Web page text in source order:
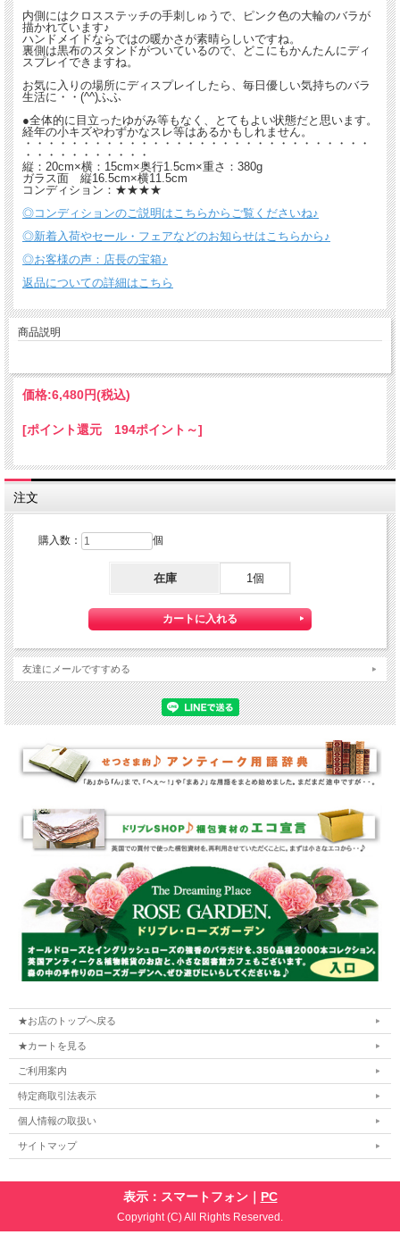
内側にはクロスステッチの手刺しゅうで、ピンク色の大輪のバラが
描かれています♪
ハンドメイドならではの暖かさが素晴らしいですね。
裏側は黒布のスタンドがついているので、どこにもかんたんにディ
スプレイできますね。
お気に入りの場所にディスプレイしたら、毎日優しい気持ちのバラ
生活に・・(^^)ふふ
●全体的に目立ったゆがみ等もなく、とてもよい状態だと思います。
経年の小キズやわずかなスレ等はあるかもしれません。
・・・・・・・・・・・・・・・・・・・・・・・・・・・・・・
・・・・・・・・・・・
縦：20cm×横：15cm×奥行1.5cm×重さ：380g
ガラス面 縦16.5cm×横11.5cm
コンディション：★★★★
◎コンディションのご説明はこちらからご覧くださいね♪
◎新着入荷やセール・フェアなどのお知らせはこちらから♪
◎お客様の声：店長の宝箱♪
返品についての詳細はこちら
商品説明
価格:6,480円(税込)
[ポイント還元 194ポイント～]
注文
購入数： 個
在庫 1個
友達にメールですすめる
★お店のトップへ戻る
★カートを見る
ご利用案内
特定商取引法表示
個人情報の取扱い
サイトマップ
表示：スマートフォン｜ PC
Copyright (C) All Rights Reserved.